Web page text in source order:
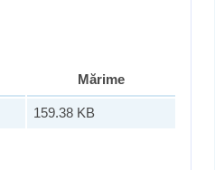
Mărime
159.38 KB